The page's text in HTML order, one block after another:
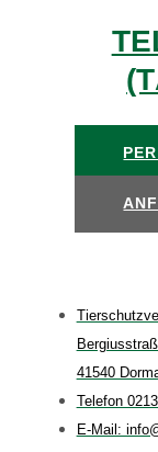
41540
Telefon
E-Mail: